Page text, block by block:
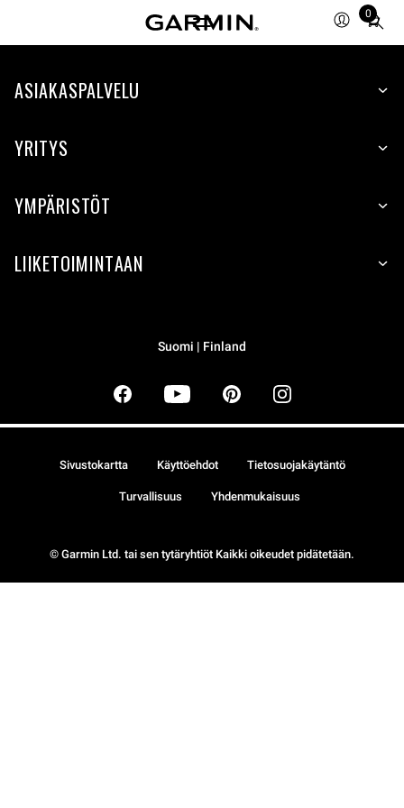
0
Total
items
cart:
ASIAKASPALVELU
YRITYS
YMPÄRISTÖT
LIIKETOIMINTAAN
Suomi | Finland
© Garmin Ltd. tai sen tytäryhtiöt Kaikki oikeudet pidätetään.
Sivustokartta Käyttöehdot Tietosuojakäytäntö
Turvallisuus Yhdenmukaisuus